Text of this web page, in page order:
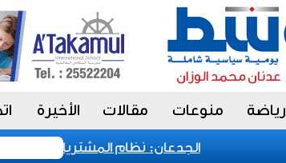
رياضة منوعات مقالات الأخيرة
الجدعان: نظام المشتريات يمنح